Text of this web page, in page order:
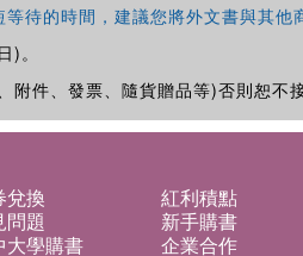
待的時間，建議您將外文書與其
)。
件、發票、隨貨贈品等)否則恕不接
兌換
紅利積點
問題
新手購書
大學購書
企業合作